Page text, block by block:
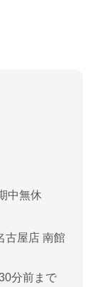
中無休
古屋店 南館
分前まで